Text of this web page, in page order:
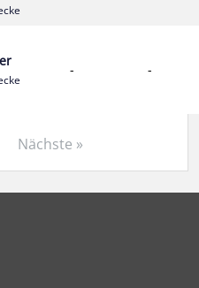
- -
Nächste »